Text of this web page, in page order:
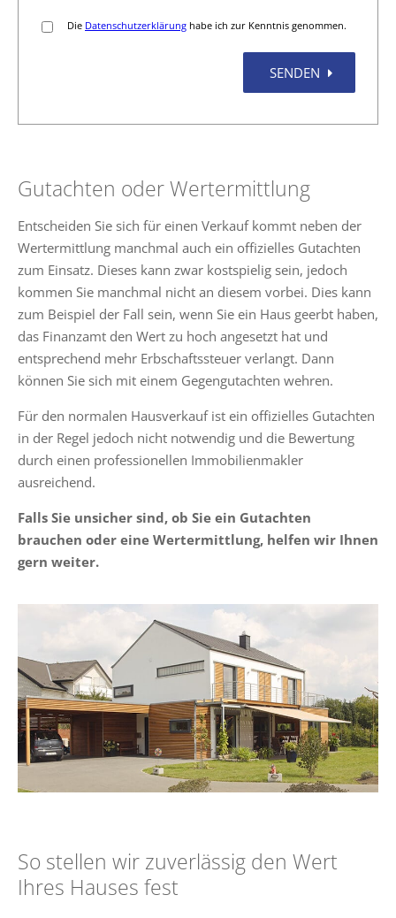
Gutachten oder Wertermittlung
Entscheiden Sie sich für einen Verkauf kommt neben der
Wertermittlung manchmal auch ein offizielles Gutachten
zum Einsatz. Dieses kann zwar kostspielig sein, jedoch
kommen Sie manchmal nicht an diesem vorbei. Dies kann
zum Beispiel der Fall sein, wenn Sie ein Haus geerbt haben,
das Finanzamt den Wert zu hoch angesetzt hat und
entsprechend mehr Erbschaftssteuer verlangt. Dann
können Sie sich mit einem Gegengutachten wehren.
Für den normalen Hausverkauf ist ein offizielles Gutachten
in der Regel jedoch nicht notwendig und die Bewertung
durch einen professionellen Immobilienmakler
ausreichend.
Falls Sie unsicher sind, ob Sie ein Gutachten
brauchen oder eine Wertermittlung, helfen wir Ihnen
gern weiter.
So stellen wir zuverlässig den Wert
Ihres Hauses fest